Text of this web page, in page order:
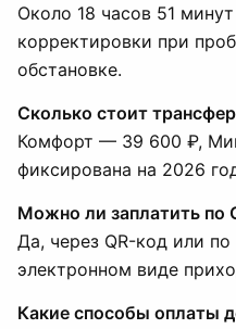
Около 18 часов 51
корректировки при
обстановке.
Сколько стоит
Комфорт — 39 600 ₽,
фиксирована на 2026
Можно ли заплатить по
Да, через QR-код или
электронном виде
Какие способы оплаты